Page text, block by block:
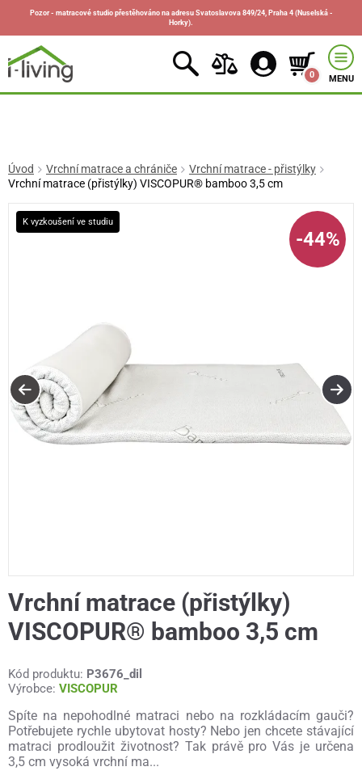
Pozor - matracové studio přestěhováno na adresu Svatoslavova 849/24, Praha 4 (Nuselská -
Horky).
0 MENU
Úvod Vrchní matrace a chrániče
Vrchní matrace - přistýlky
Vrchní matrace (přistýlky) VISCOPUR® bamboo 3,5 cm
K vyzkoušení ve studiu
-44%
Vrchní matrace (přistýlky)
VISCOPUR® bamboo 3,5 cm
Kód produktu: P3676_dil
Výrobce: VISCOPUR
Spíte na nepohodlné matraci nebo na rozkládacím gauči?
Potřebujete rychle ubytovat hosty? Nebo jen chcete stávající
matraci prodloužit životnost? Tak právě pro Vás je určena
3,5 cm vysoká vrchní ma...